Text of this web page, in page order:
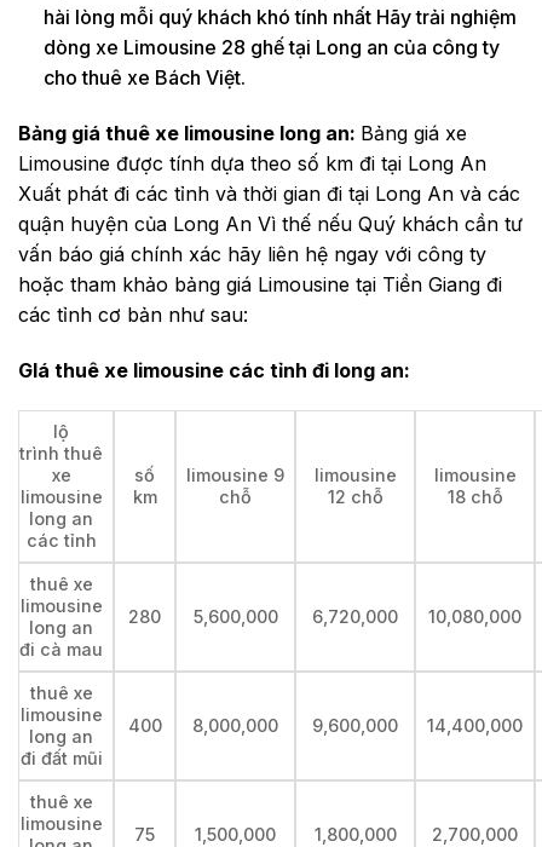
hài lòng mỗi quý khách khó tính nhất Hãy trải nghiệm
dòng xe Limousine 28 ghế tại Long an của công ty
cho thuê xe Bách Việt.
Bảng giá thuê xe limousine long an: Bảng giá xe
Limousine được tính dựa theo số km đi tại Long An
Xuất phát đi các tỉnh và thời gian đi tại Long An và các
quận huyện của Long An Vì thế nếu Quý khách cần tư
vấn báo giá chính xác hãy liên hệ ngay với công ty
hoặc tham khảo bảng giá Limousine tại Tiền Giang đi
các tỉnh cơ bản như sau:
GIá thuê xe limousine các tỉnh đi long an:
lộ
trình thuê
xe
limousine
long an
các tỉnh
số
km
limousine 9
chỗ
limousine
12 chỗ
limousine
18 chỗ
thuê xe
limousine
long an
đi cà mau
280 5,600,000 6,720,000 10,080,000
thuê xe
limousine
long an
đi đất mũi
400 8,000,000 9,600,000 14,400,000
thuê xe
limousine
75 1,500,000 1,800,000 2,700,000